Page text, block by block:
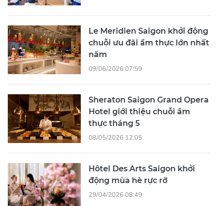
Le Meridien Saigon khởi động
chuỗi ưu đãi ẩm thực lớn nhất
năm
09/06/2026 07:59
Sheraton Saigon Grand Opera
Hotel giới thiệu chuỗi ẩm
thực tháng 5
08/05/2026 12:05
Hôtel Des Arts Saigon khởi
động mùa hè rực rỡ
29/04/2026 08:49